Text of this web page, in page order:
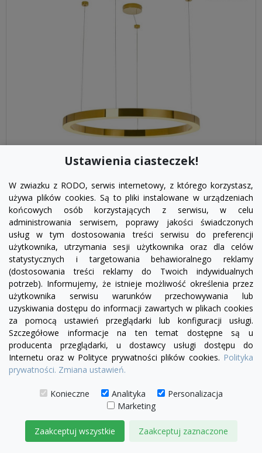
złoty
Lampa wisząca glamour RING LUXURY 110 złota
3 799,00 zł
DODAJ DO KOSZYKA
Ustawienia ciasteczek!
W zwiazku z RODO, serwis internetowy, z którego korzystasz,
używa plików cookies. Są to pliki instalowane w urządzeniach
końcowych osób korzystających z serwisu, w celu
administrowania serwisem, poprawy jakości świadczonych
usług w tym dostosowania treści serwisu do preferencji
użytkownika, utrzymania sesji użytkownika oraz dla celów
statystycznych i targetowania behawioralnego reklamy
(dostosowania treści reklamy do Twoich indywidualnych
potrzeb). Informujemy, że istnieje możliwość określenia przez
użytkownika serwisu warunków przechowywania lub
uzyskiwania dostępu do informacji zawartych w plikach cookies
za pomocą ustawień przeglądarki lub konfiguracji usługi.
Szczegółowe informacje na ten temat dostępne są u
producenta przeglądarki, u dostawcy usługi dostępu do
Internetu oraz w Polityce prywatności plików cookies. Polityka
prywatności. Zmiana ustawień.
Konieczne Analityka
Personalizacja
Marketing
Zaakceptuj wszystkie Zaakceptuj zaznaczone